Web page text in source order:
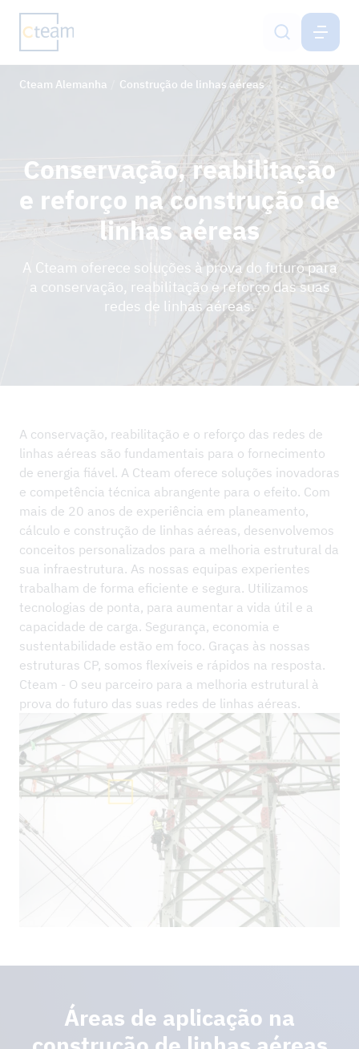
Construção de torres de telecomunicações
Sistemas de proteção do solo
Engenharia
Netzservice
SUSTENTABILIDADE E SGI
CONTACTO
ALEMANHA
Cteam Alemanha Construção de linhas aéreas Conservação,
Conservação, reabilitação
e reforço na construção de
linhas aéreas
A Cteam oferece soluções à prova do futuro para
a conservação, reabilitação e reforço das suas
redes de linhas aéreas.
A conservação, reabilitação e o reforço das redes de
linhas aéreas são fundamentais para o fornecimento
de energia fiável. A Cteam oferece soluções inovadoras
e competência técnica abrangente para o efeito. Com
mais de 20 anos de experiência em planeamento,
cálculo e construção de linhas aéreas, desenvolvemos
conceitos personalizados para a melhoria estrutural da
sua infraestrutura. As nossas equipas experientes
trabalham de forma eficiente e segura. Utilizamos
tecnologias de ponta, para aumentar a vida útil e a
capacidade de carga. Segurança, economia e
sustentabilidade estão em foco. Graças às nossas
estruturas CP, somos flexíveis e rápidos na resposta.
Cteam - O seu parceiro para a melhoria estrutural à
prova do futuro das suas redes de linhas aéreas.
Áreas de aplicação na